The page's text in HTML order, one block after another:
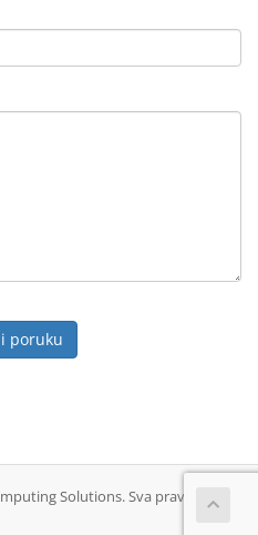
poruku
Solutions. Sva prava